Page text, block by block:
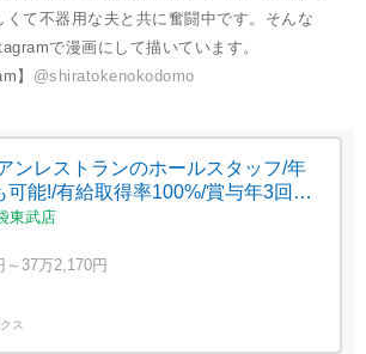
くて不器用な夫と共に奮闘中です。そんな
で漫画にして描いています。
】 @shiratokenokodomo
ンレストランのホールスタッフ/年
可能!/有給取得率100%/賞与年3回
東武店
～37万2,170円
ス